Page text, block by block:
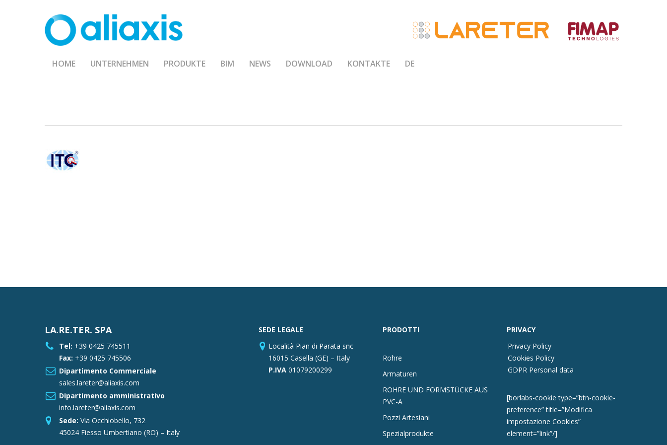
HOME UNTERNEHMEN PRODUKTE BIM NEWS DOWNLOAD KONTAKTE DE
LA.RE.TER. SPA
Tel: +39 0425 745511
Fax: +39 0425 745506
Dipartimento Commerciale
sales.lareter@aliaxis.com
Dipartimento amministrativo
info.lareter@aliaxis.com
Sede: Via Occhiobello, 732
45024 Fiesso Umbertiano (RO) – Italy
SEDE LEGALE
Località Pian di Parata snc
16015 Casella (GE) – Italy
P.IVA01079200299
PRODOTTI
Rohre
Armaturen
ROHRE UND FORMSTÜCKE AUS
PVC-A
Pozzi Artesiani
Spezialprodukte
PRIVACY
Privacy Policy
Cookies Policy
GDPR Personal data
[borlabs-cookie type=”btn-cookie-
preference” title=”Modifica
impostazione Cookies”
element=”link”/]